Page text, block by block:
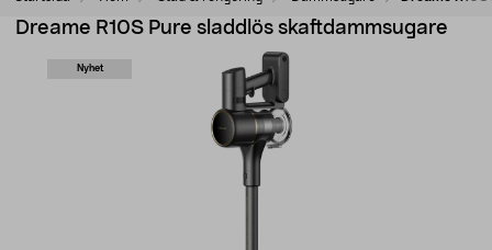
Dreame R10S Pure sladdlös skaftdammsugare
Nyhet